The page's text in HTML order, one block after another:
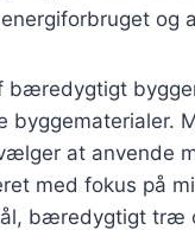
og
bæredygtigt
byggematerialer.
at anvende
med fokus på
bæredygtigt træ